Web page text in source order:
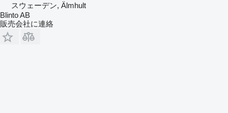
スウェーデン, Älmhult
Blinto AB
販売会社に連絡